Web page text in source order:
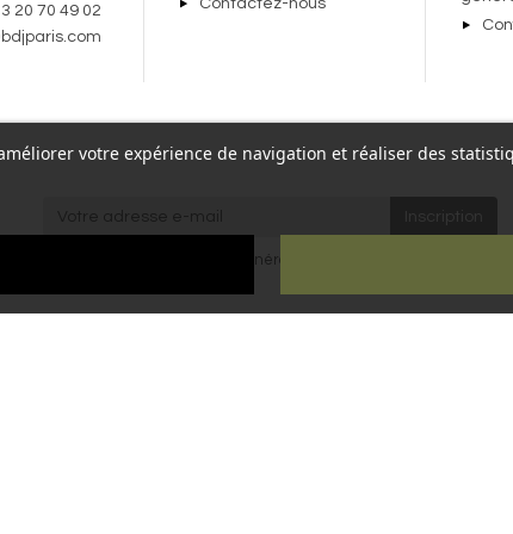
3 20 70 49 02
Contactez-nous
votre expérience de navigation et réaliser des
conditions générales